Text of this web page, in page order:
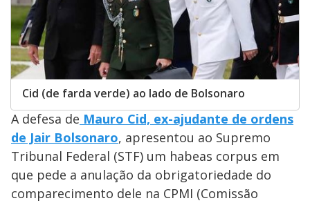
Cid (de farda verde) ao lado de Bolsonaro
A defesa de Mauro Cid, ex-ajudante de ordens
de Jair Bolsonaro, apresentou ao Supremo
Tribunal Federal (STF) um habeas corpus em
que pede a anulação da obrigatoriedade do
comparecimento dele na CPMI (Comissão